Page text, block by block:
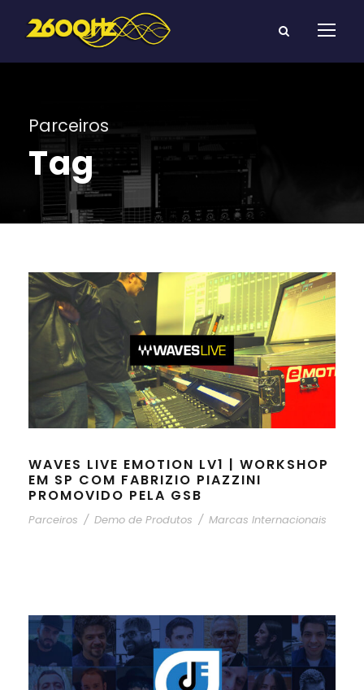
Parceiros
Tag
WAVES LIVE EMOTION LV1 | WORKSHOP
EM SP COM FABRIZIO PIAZZINI
PROMOVIDO PELA GSB
Parceiros / Demo de Produtos / Marcas Internacionais